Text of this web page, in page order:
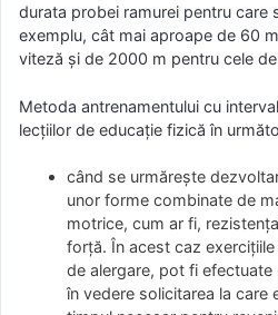
durata probei ramurei pentru care
exemplu, cât mai aproape de 60
viteză şi de 2000 m pentru cele
Metoda antrenamentului cu
lecţiilor de educaţie fizică în
când se urmăreşte
unor forme combinate de
motrice, cum ar fi,
forţă. În acest caz
de alergare, pot fi
în vedere solicitarea la care